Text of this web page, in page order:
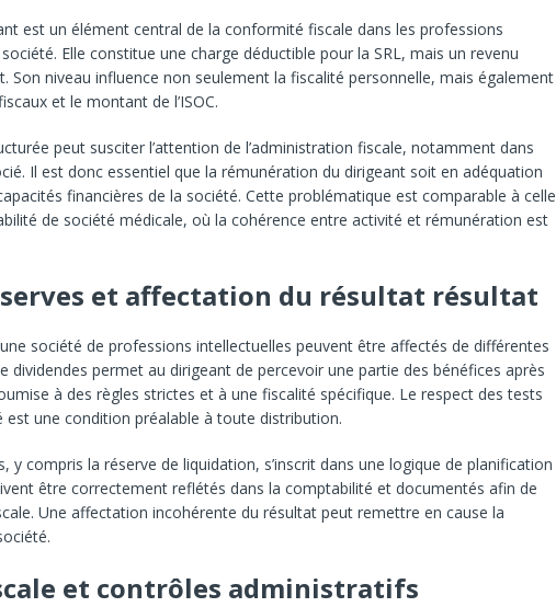
est un élément central de la conformité fiscale dans les professions
Elle constitue une charge déductible pour la SRL, mais un revenu
Son niveau influence non seulement la fiscalité personnelle, mais également
et le montant de l’ISOC.
peut susciter l’attention de l’administration fiscale, notamment dans
Il est donc essentiel que la rémunération du dirigeant soit en adéquation
financières de la société. Cette problématique est comparable à celle
de société médicale, où la cohérence entre activité et rémunération est
et affectation du résultat résultat
société de professions intellectuelles peuvent être affectés de différentes
dividendes permet au dirigeant de percevoir une partie des bénéfices après
à des règles strictes et à une fiscalité spécifique. Le respect des tests
est une condition préalable à toute distribution.
y compris la réserve de liquidation, s’inscrit dans une logique de planification
être correctement reflétés dans la comptabilité et documentés afin de
Une affectation incohérente du résultat peut remettre en cause la
et contrôles administratifs